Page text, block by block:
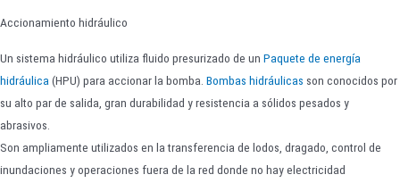
Accionamiento hidráulico
Un sistema hidráulico utiliza fluido presurizado de un Paquete de energía
hidráulica (HPU) para accionar la bomba. Bombas hidráulicas son conocidos por
su alto par de salida, gran durabilidad y resistencia a sólidos pesados y
abrasivos.
Son ampliamente utilizados en la transferencia de lodos, dragado, control de
inundaciones y operaciones fuera de la red donde no hay electricidad